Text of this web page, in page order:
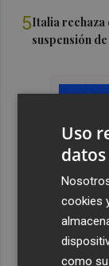
5Italia rechaza
suspensión
Uso
datos
cookies
como